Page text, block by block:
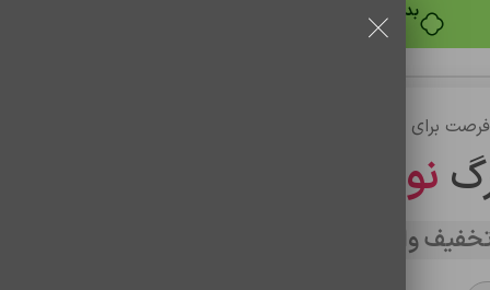
برای خرید
نوین تراشه
وارد سایت شوید
خرید قسطی با ترب‌پی